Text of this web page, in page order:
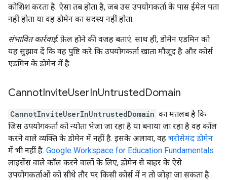
कोशिश करता है. ऐसा तब होता है, जब उस उपयोगकर्ता के पास ईमेल पता
नहीं होता या वह डोमेन का सदस्य नहीं होता.
संभावित कार्रवाई: फ़ेल होने की वजह बताएं. साथ ही, डोमेन एडमिन को
यह सुझाव दें कि वह पुष्टि करे कि उपयोगकर्ता खाता मौजूद है और कोर्स
एडमिन के डोमेन में है.
CannotInviteUserInUntrustedDomain
CannotInviteUserInUntrustedDomain का मतलब है कि
जिस उपयोगकर्ता को न्योता भेजा जा रहा है या बनाया जा रहा है वह कॉल
करने वाले व्यक्ति के डोमेन में नहीं है. इसके अलावा, वह भरोसेमंद डोमेन
में भी नहीं है. Google Workspace for Education Fundamentals
लाइसेंस वाले कॉल करने वालों के लिए, डोमेन से बाहर के ऐसे
उपयोगकर्ताओं को सीधे तौर पर किसी कोर्स में न तो जोड़ा जा सकता है